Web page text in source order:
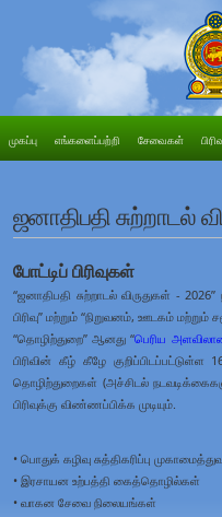
முகப்பு எங்களைப்பற்றி சேவைகள்
ஜனாதிபதி சுற்றாடல்
போட்டிப் பிரிவுகள்
“ஜனாதிபதி சுற்றாடல் விருதுகள் -
பிரிவு” மற்றும் “நிறுவனம், ஊடகம் மற்றும்
“தொழிற்துறை” ஆனது “பெரிய
பிரிவின் கீழ் கீழே
தொழிற்துறைகள் (அச்சிடல்
பிரிவுக்கு விண்ணப்பிக்க முடியும்.
• பொதுக் கழிவு சுத்திகரிப்பு
• இரசாயன உற்பத்தி கைத்தொழில்கள்
• வாகன சேவை நிலையங்கள்